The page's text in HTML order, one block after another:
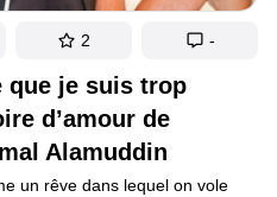
que je suis trop
d’amour de
Alamuddin
un rêve dans lequel on vole
2 -